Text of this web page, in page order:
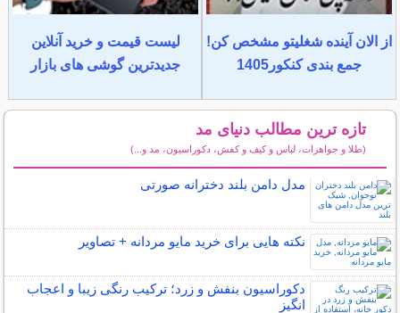
از الان آینده شغلیتو مشخص کن!
جمع بندی کنکور1405
لیست قیمت و خرید آنلاین
جدیدترین گوشی های بازار
تازه ترین مطالب دنیای مد
(طلا و جواهرات، لباس و کیف و کفش، دکوراسیون، مد و...)
مدل دامن بلند دخترانه صورتی
نکته هایی برای خرید مایو مردانه + تصاویر
دکوراسیون بنفش و زرد؛ ترکیب رنگی زیبا و اعجاب
انگیز